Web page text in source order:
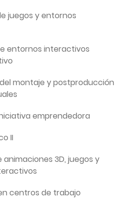
juegos y entornos
entornos interactivos
montaje y postproducción
emprendedora
II
3D, juegos y
centros de trabajo